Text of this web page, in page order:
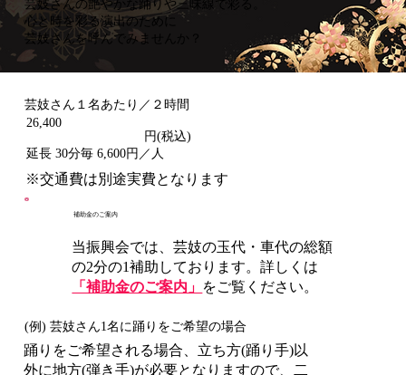
芸妓さんの艶やかな踊りや三味線で彩る。
心と時を彩る演出のために
芸妓さんを呼んでみませんか？
​芸妓さん１名あたり／２時間
26,400
円(税込)
​延長 30分毎 6,600円／人
※交通費は別途実費となります
補助金のご案内
当振興会では、芸妓の玉代・車代の総額
の2分の1補助しております。詳しくは
「補助金のご案内」 をご覧ください。
(例) 芸妓さん1名に踊りをご希望の場合
踊りをご希望される場合、立ち方(踊り手)以
外に地方(弾き手)が必要となりますので、二